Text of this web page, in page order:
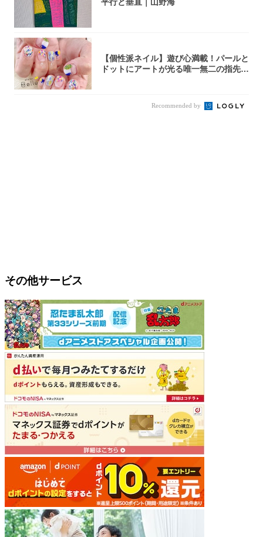
平行と垂直｜山野海
【個性派ネイル】遊び心満載！パールと
ドットにアートが光る唯一無二の指先が
Recommended by
その他サービス